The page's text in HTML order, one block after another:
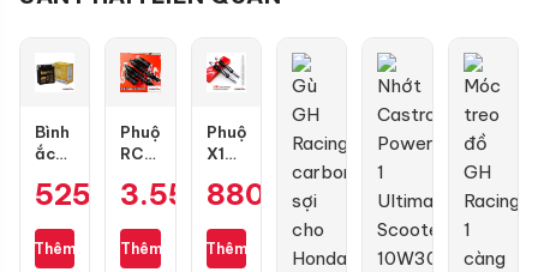
Bình
ắc
GS
H
525.000₫
Thêm
Phuộc
RCB
S
Air
Blade
3.550.000 ₫
Thêm
Phuộc
X1R
màu
mới
cho
880.000
Thêm